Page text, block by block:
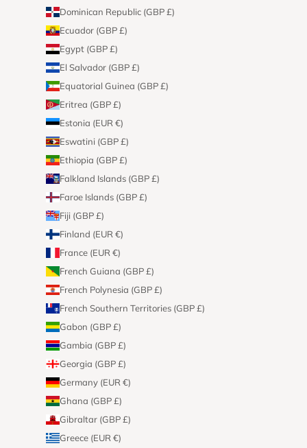
Dominican Republic (GBP £)
Ecuador (GBP £)
Egypt (GBP £)
El Salvador (GBP £)
Equatorial Guinea (GBP £)
Eritrea (GBP £)
Estonia (EUR €)
Eswatini (GBP £)
Ethiopia (GBP £)
Falkland Islands (GBP £)
Faroe Islands (GBP £)
Fiji (GBP £)
Finland (EUR €)
France (EUR €)
French Guiana (GBP £)
French Polynesia (GBP £)
French Southern Territories (GBP £)
Gabon (GBP £)
Gambia (GBP £)
Georgia (GBP £)
Germany (EUR €)
Ghana (GBP £)
Gibraltar (GBP £)
Greece (EUR €)